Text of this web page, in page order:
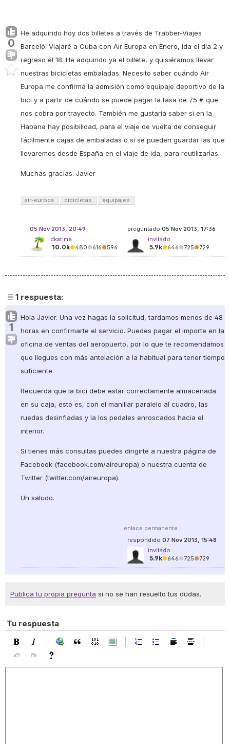
0
He adquirido hoy dos billetes a través de Trabber-Viajes
Barceló. Viajaré a Cuba con Air Europa en Enero, ida el día 2 y
regreso el 18. He adquirido ya el billete, y quisiéramos llevar
nuestras bicicletas embaladas. Necesito saber cuándo Air
Europa me confirma la admisión como equipaje deportivo de la
bici y a partir de cuándo se puede pagar la tasa de 75 € que
nos cobra por trayecto. También me gustaría saber si en la
Habana hay posibilidad, para el viaje de vuelta de conseguir
fácilmente cajas de embaladas o si se pueden guardar las que
llevaremos desde España en el viaje de ida, para reutilizarlas.
Muchas gracias. Javier
air-europa bicicletas equipajes
preguntado 05 Nov 2013, 17:36
invitado
5.9k●646●725●729
05 Nov 2013, 20:49
dkatime
10.0k●480●616●596
1 respuesta:
1
Hola Javier. Una vez hagas la solicitud, tardamos menos de 48
horas en confirmarte el servicio. Puedes pagar el importe en la
oficina de ventas del aeropuerto, por lo que te recomendamos
que llegues con más antelación a la habitual para tener tiempo
suficiente.
Recuerda que la bici debe estar correctamente almacenada
en su caja, esto es, con el manillar paralelo al cuadro, las
ruedas desinfladas y la los pedales enroscados hacia el
interior.
Si tienes más consultas puedes dirigirte a nuestra página de
Facebook (facebook.com/aireuropa) o nuestra cuenta de
Twitter (twitter.com/aireuropa).
Un saludo.
enlace permanente
respondido 07 Nov 2013, 15:48
invitado
5.9k●646●725●729
Publica tu propia pregunta si no se han resuelto tus dudas.
Tu respuesta